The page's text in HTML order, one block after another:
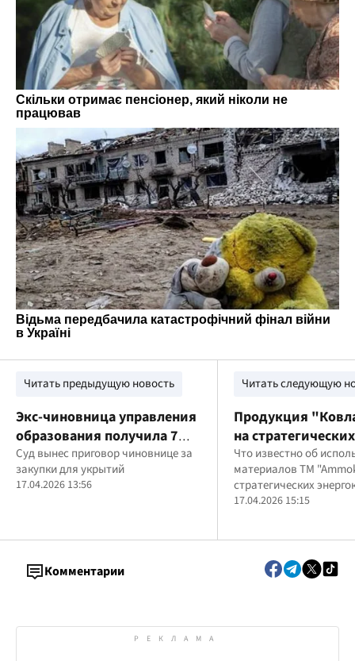
Читать предыдущую новость
Экс-чиновница управления
образования получила 7
лет за переплаты
Суд вынес приговор чиновнице за
закупки для укрытий
17.04.2026 13:56
Читать следующую
Продукция
на стратегических
объектах:
энергокомпаний
уклонилось от
Что известно об
материалов ТМ
стратегических
17.04.2026 15:15
Комментарии